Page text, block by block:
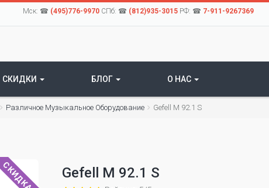
Мск: ☎ (495)776-9970СПб: ☎ (812)935-3015РФ: ☎ 7-911-9267369
СКИДКИ БЛОГ О НАС
Различное Музыкальное Оборудование Gefell M 92.1 S
СКИДКА Gefell M 92.1 S